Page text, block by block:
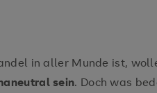
in aller Munde ist,
sein. Doch was